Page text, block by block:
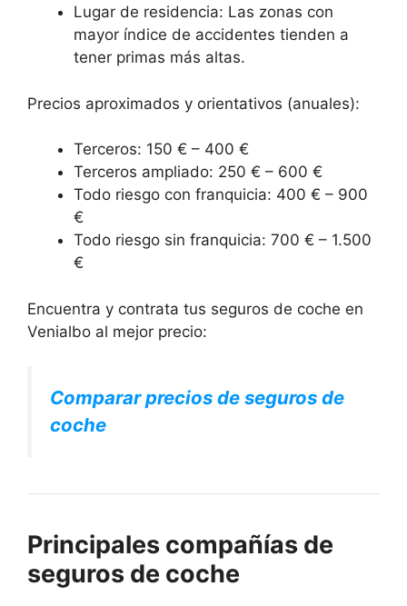
Lugar de residencia: Las zonas con
mayor índice de accidentes tienden a
tener primas más altas.
Precios aproximados y orientativos (anuales):
Terceros: 150 € – 400 €
Terceros ampliado: 250 € – 600 €
Todo riesgo con franquicia: 400 € – 900
€
Todo riesgo sin franquicia: 700 € – 1.500
€
Encuentra y contrata tus seguros de coche en
Venialbo al mejor precio:
Comparar precios de seguros de
coche
Principales compañías de
seguros de coche